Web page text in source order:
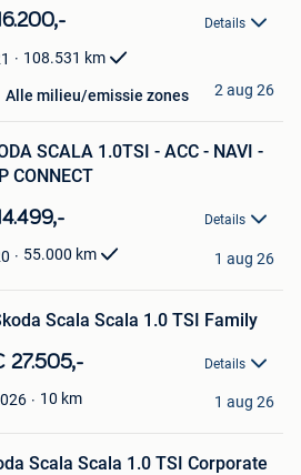
Details
108.531 km
Alle milieu/emissie zones 2 aug 26
SCALA 1.0TSI - ACC - NAVI -
CONNECT
Details
55.000 km 1 aug 26
Scala Scala 1.0 TSI Family
27.505,- Details
10 km 1 aug 26
Scala Scala 1.0 TSI Corporate